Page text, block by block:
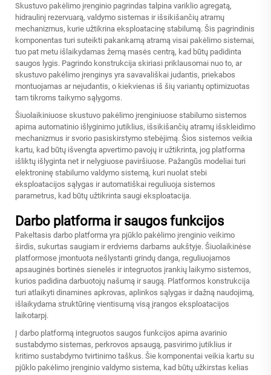
Skustuvo pakėlimo įrenginio pagrindas talpina variklio agregatą,
hidraulinį rezervuarą, valdymo sistemas ir išsikišančių atramų
mechanizmus, kurie užtikrina eksploatacinę stabilumą. Šis pagrindinis
komponentas turi suteikti pakankamą atramą visai pakėlimo sistemai,
tuo pat metu išlaikydamas žemą masės centrą, kad būtų padidinta
saugos lygis. Pagrindo konstrukcija skiriasi priklausomai nuo to, ar
skustuvo pakėlimo įrenginys yra savavališkai judantis, priekabos
montuojamas ar nejudantis, o kiekvienas iš šių variantų optimizuotas
tam tikroms taikymo sąlygoms.
Šiuolaikiniuose skustuvo pakėlimo įrenginiuose stabilumo sistemos
apima automatinio išlyginimo jutiklius, išsikišančių atramų išskleidimo
mechanizmus ir svorio pasiskirstymo stebėjimą. Šios sistemos veikia
kartu, kad būtų išvengta apvertimo pavojų ir užtikrinta, jog platforma
išliktų išlyginta net ir nelygiuose paviršiuose. Pažangūs modeliai turi
elektroninę stabilumo valdymo sistemą, kuri nuolat stebi
eksploatacijos sąlygas ir automatiškai reguliuoja sistemos
parametrus, kad būtų užtikrinta saugi eksploatacija.
Darbo platforma ir saugos funkcijos
Pakeltasis darbo platforma yra pjūklo pakėlimo įrenginio veikimo
širdis, sukurtas saugiam ir erdviems darbams aukštyje. Šiuolaikinėse
platformose įmontuota nešlystanti grindų danga, reguliuojamos
apsauginės bortinės sienelės ir integruotos įrankių laikymo sistemos,
kurios padidina darbuotojų našumą ir saugą. Platformos konstrukcija
turi atlaikyti dinamines apkrovas, aplinkos sąlygas ir dažną naudojimą,
išlaikydama struktūrinę vientisumą visą įrangos eksploatacijos
laikotarpį.
Į darbo platformą integruotos saugos funkcijos apima avarinio
sustabdymo sistemas, perkrovos apsaugą, pasvirimo jutiklius ir
kritimo sustabdymo tvirtinimo taškus. Šie komponentai veikia kartu su
pjūklo pakėlimo įrenginio valdymo sistema, kad būtų užkirstas kelias